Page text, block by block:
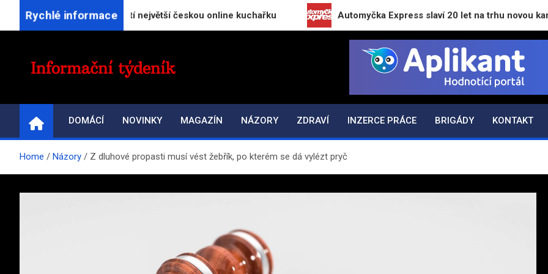
Rychlé informace
spouští největší českou online kuchařku Automyčka Express slaví 20 let na trhu novou kampaní
INFORMAČNÍ-TÝDENÍK.CZ
DOMÁCÍ NOVINKY MAGAZÍN NÁZORY ZDRAVÍ INZERCE PRÁCE BRIGÁDY KONTAKT
Home Názory Z dluhové propasti musí vést žebřík, po kterém se dá vylézt pryč